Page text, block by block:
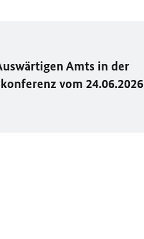
Amts in der
vom 24.06.2026